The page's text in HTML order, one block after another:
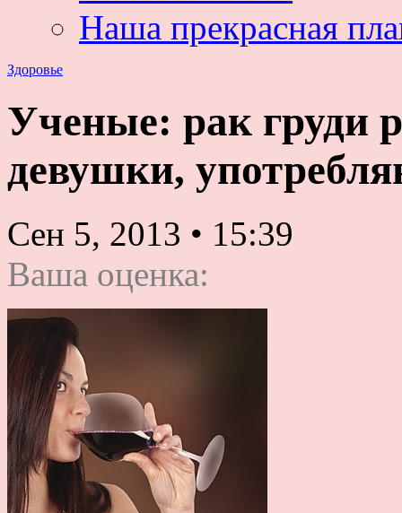
Наша прекрасная
Здоровье
Ученые: рак груди
девушки,
Сен 5, 2013 • 15:39
Ваша оценка: